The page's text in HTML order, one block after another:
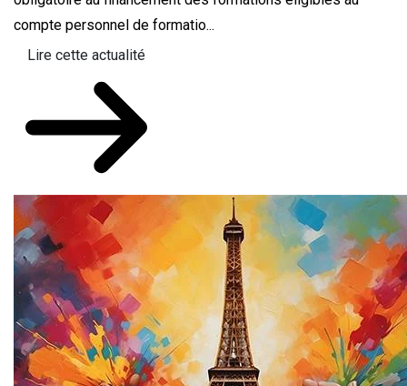
compte personnel de formatio...
Lire cette actualité